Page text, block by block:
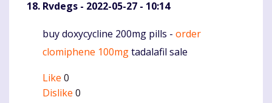
Rvdegs - 2022-05-27 - 10:14
Komentaras
buy doxycycline 200mg pills - order
clomiphene 100mgtadalafil sale
Like 0
Dislike 0